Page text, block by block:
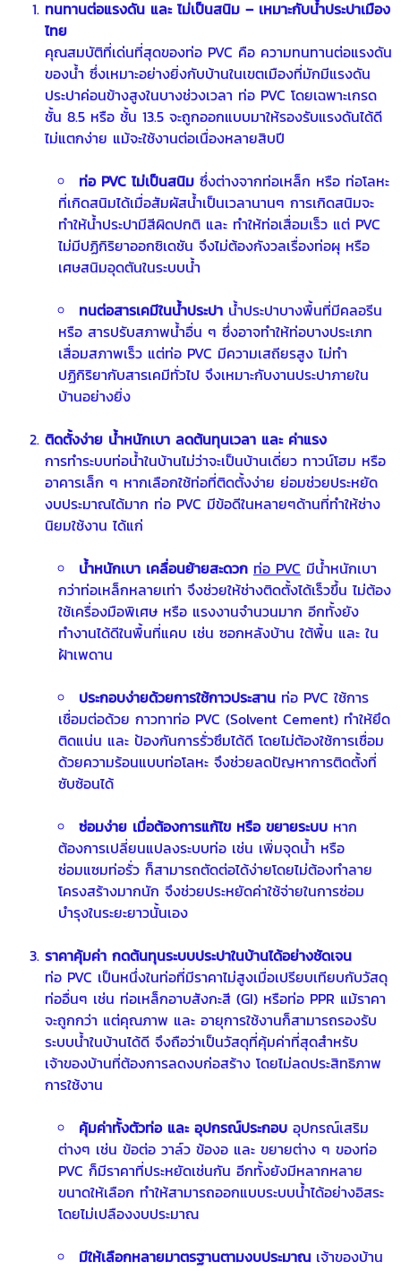
ทนทานต่อแรงดัน และ ไม่เป็นสนิม – เหมาะกับน้ำประปาเมือง
ไทย
คุณสมบัติที่เด่นที่สุดของท่อ PVC คือ ความทนทานต่อแรงดัน
ของน้ำ ซึ่งเหมาะอย่างยิ่งกับบ้านในเขตเมืองที่มักมีแรงดัน
ประปาค่อนข้างสูงในบางช่วงเวลา ท่อ PVC โดยเฉพาะเกรด
ชั้น 8.5 หรือ ชั้น 13.5 จะถูกออกแบบมาให้รองรับแรงดันได้ดี
ไม่แตกง่าย แม้จะใช้งานต่อเนื่องหลายสิบปี
ท่อ PVC ไม่เป็นสนิม ซึ่งต่างจากท่อเหล็ก หรือ ท่อโลหะ
ที่เกิดสนิมได้เมื่อสัมผัสน้ำเป็นเวลานานๆ การเกิดสนิมจะ
ทำให้น้ำประปามีสีผิดปกติ และ ทำให้ท่อเสื่อมเร็ว แต่ PVC
ไม่มีปฏิกิริยาออกซิเดชัน จึงไม่ต้องกังวลเรื่องท่อผุ หรือ
เศษสนิมอุดตันในระบบน้ำ
ทนต่อสารเคมีในน้ำประปา น้ำประปาบางพื้นที่มีคลอรีน
หรือ สารปรับสภาพน้ำอื่น ๆ ซึ่งอาจทำให้ท่อบางประเภท
เสื่อมสภาพเร็ว แต่ท่อ PVC มีความเสถียรสูง ไม่ทำ
ปฏิกิริยากับสารเคมีทั่วไป จึงเหมาะกับงานประปาภายใน
บ้านอย่างยิ่ง
ติดตั้งง่าย น้ำหนักเบา ลดต้นทุนเวลา และ ค่าแรง
การทำระบบท่อน้ำในบ้านไม่ว่าจะเป็นบ้านเดี่ยว ทาวน์โฮม หรือ
อาคารเล็ก ๆ หากเลือกใช้ท่อที่ติดตั้งง่าย ย่อมช่วยประหยัด
งบประมาณได้มาก ท่อ PVC มีข้อดีในหลายๆด้านที่ทำให้ช่าง
นิยมใช้งาน ได้แก่
น้ำหนักเบา เคลื่อนย้ายสะดวก ท่อ PVC มีน้ำหนักเบา
กว่าท่อเหล็กหลายเท่า จึงช่วยให้ช่างติดตั้งได้เร็วขึ้น ไม่ต้อง
ใช้เครื่องมือพิเศษ หรือ แรงงานจำนวนมาก อีกทั้งยัง
ทำงานได้ดีในพื้นที่แคบ เช่น ซอกหลังบ้าน ใต้พื้น และ ใน
ฝ้าเพดาน
ประกอบง่ายด้วยการใช้กาวประสาน ท่อ PVC ใช้การ
เชื่อมต่อด้วย กาวทาท่อ PVC (Solvent Cement) ทำให้ยึด
ติดแน่น และ ป้องกันการรั่วซึมได้ดี โดยไม่ต้องใช้การเชื่อม
ด้วยความร้อนแบบท่อโลหะ จึงช่วยลดปัญหาการติดตั้งที่
ซับซ้อนได้
ซ่อมง่าย เมื่อต้องการแก้ไข หรือ ขยายระบบ หาก
ต้องการเปลี่ยนแปลงระบบท่อ เช่น เพิ่มจุดน้ำ หรือ
ซ่อมแซมท่อรั่ว ก็สามารถตัดต่อได้ง่ายโดยไม่ต้องทำลาย
โครงสร้างมากนัก จึงช่วยประหยัดค่าใช้จ่ายในการซ่อม
บำรุงในระยะยาวนั้นเอง
ราคาคุ้มค่า กดต้นทุนระบบประปาในบ้านได้อย่างชัดเจน
ท่อ PVC เป็นหนึ่งในท่อที่มีราคาไม่สูงเมื่อเปรียบเทียบกับวัสดุ
ท่ออื่นๆ เช่น ท่อเหล็กอาบสังกะสี (GI) หรือท่อ PPR แม้ราคา
จะถูกกว่า แต่คุณภาพ และ อายุการใช้งานก็สามารถรองรับ
ระบบน้ำในบ้านได้ดี จึงถือว่าเป็นวัสดุที่คุ้มค่าที่สุดสำหรับ
เจ้าของบ้านที่ต้องการลดงบก่อสร้าง โดยไม่ลดประสิทธิภาพ
การใช้งาน
คุ้มค่าทั้งตัวท่อ และ อุปกรณ์ประกอบ อุปกรณ์เสริม
ต่างๆ เช่น ข้อต่อ วาล์ว ข้องอ และ ขยายต่าง ๆ ของท่อ
PVC ก็มีราคาที่ประหยัดเช่นกัน อีกทั้งยังมีหลากหลาย
ขนาดให้เลือก ทำให้สามารถออกแบบระบบน้ำได้อย่างอิสระ
โดยไม่เปลืองงบประมาณ
มีให้เลือกหลายมาตรฐานตามงบประมาณ เจ้าของบ้าน